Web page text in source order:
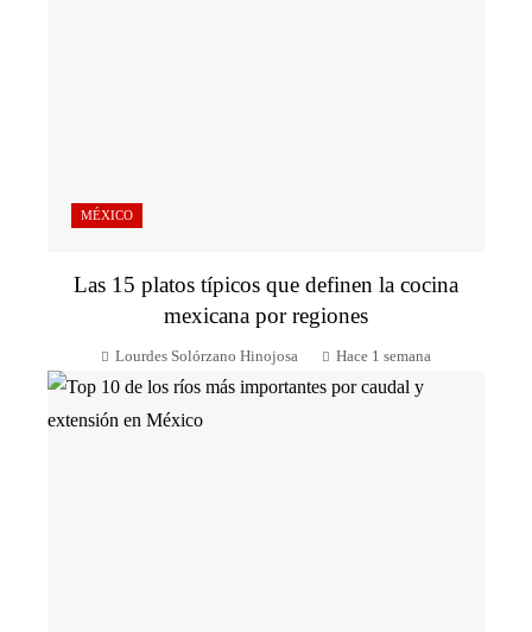
MÉXICO
Las 15 platos típicos que definen la cocina
mexicana por regiones
Lourdes Solórzano Hinojosa Hace 1 semana